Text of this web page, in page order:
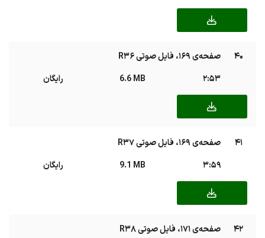
40
صفحه‌ی ۱۶۹، فایل صوتی R36
2:53
6.6 MB رایگان
41
صفحه‌ی ۱۶۹، فایل صوتی R37
3:59
9.1 MB رایگان
42
صفحه‌ی ۱۷۱، فایل صوتی R38